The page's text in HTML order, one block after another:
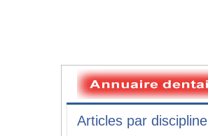
Articles par discipline